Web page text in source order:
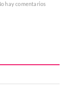
hay comentarios